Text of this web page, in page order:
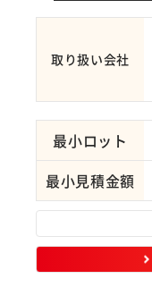
取り扱い会社
最小ロット
最小見積金額